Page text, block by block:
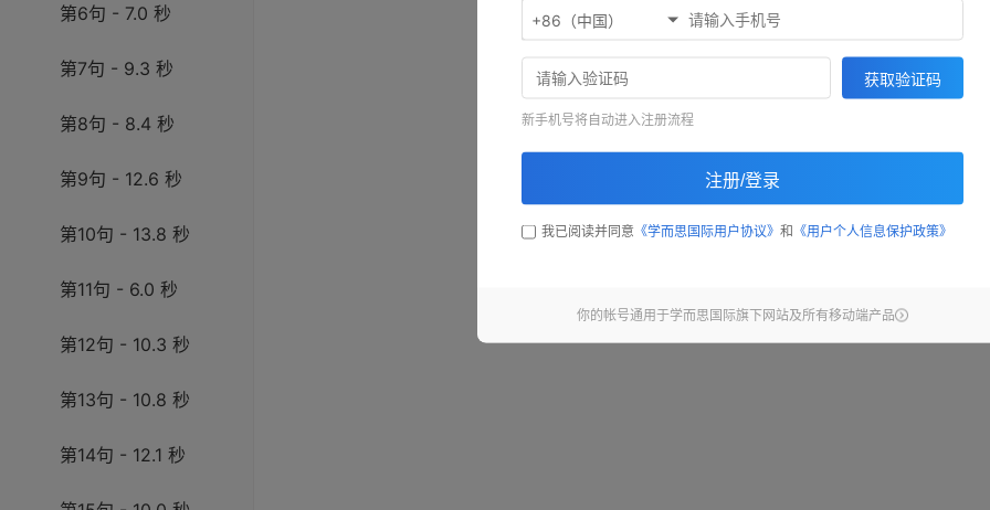
第6句 - 7.0 秒
第7句 - 9.3 秒
第8句 - 8.4 秒
第9句 - 12.6 秒
第10句 - 13.8 秒
第11句 - 6.0 秒
第12句 - 10.3 秒
第13句 - 10.8 秒
第14句 - 12.1 秒
71033同学完
+86（中国）
获取验证码
新手机号将自动进入注册流程
注册/登录
我已阅读并同意 《学而思国际用户协议》 和 《用户个人信息保护政策》
你的帐号通用于学而思国际旗下网站及所有移动端产品